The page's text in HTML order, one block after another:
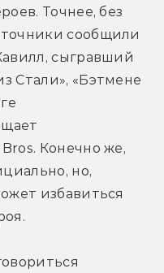
Точнее, без
сообщили
сыгравший
Стали», «Бэтмене
Конечно же,
но,
избавиться